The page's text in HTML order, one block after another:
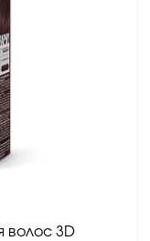
волос 3D